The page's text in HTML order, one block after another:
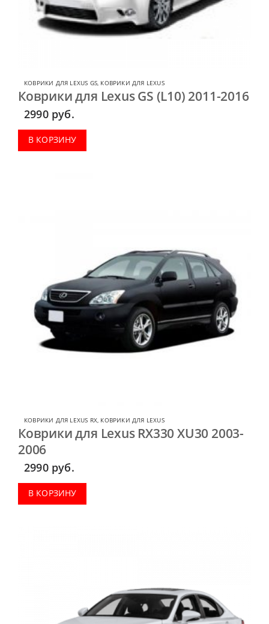
КОВРИКИ ДЛЯ LEXUS GS КОВРИКИ ДЛЯ LEXUS
Коврики для Lexus GS (L10) 2011-2016
2990 руб.
В КОРЗИНУ
КОВРИКИ ДЛЯ LEXUS RX, КОВРИКИ ДЛЯ LEXUS
Коврики для Lexus RX330 XU30 2003-
2006
2990 руб.
В КОРЗИНУ